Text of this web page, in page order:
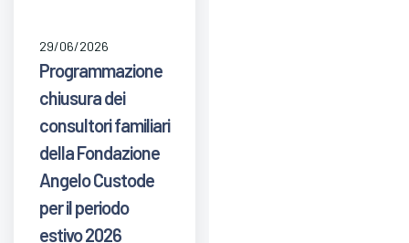
29/06/2026
Programmazione
chiusura dei
consultori familiari
della Fondazione
Angelo Custode
per il periodo
estivo 2026